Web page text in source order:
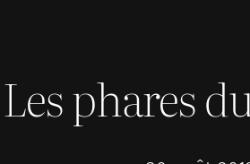
Les phares